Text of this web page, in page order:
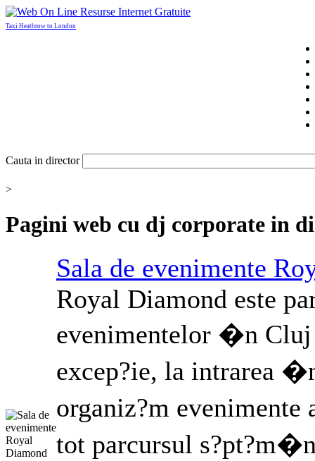
Taxi Heathrow to London
Cauta in director
>
Pagini web cu dj corporate in
Sala de evenimente
Royal Diamond este
evenimentelor �n Cluj
excep?ie, la intrarea
organiz?m
tot parcursul